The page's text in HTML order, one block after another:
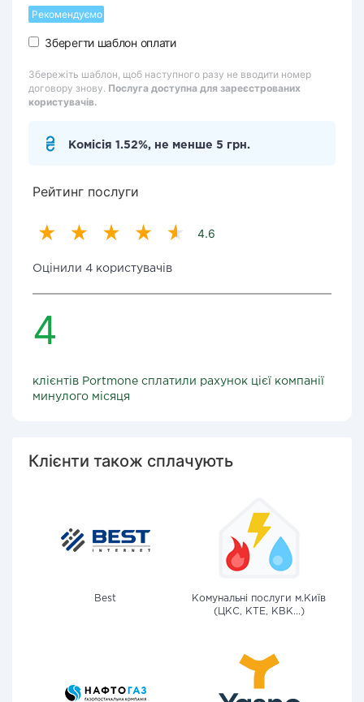
Рекомендуємо
Зберегти шаблон оплати
Збережіть шаблон, щоб наступного разу не вводити номер
договору знову. Послуга доступна для зареєстрованих
користувачів.
Комісія 1.52%, не менше 5 грн.
Рейтинг послуги
4.6
Оцінили 4 користувачів
4
клієнтів Portmone сплатили рахунок цієї компанії
минулого місяця
Клієнти також сплачують
Best
Комунальні послуги м.Київ
(ЦКС, КТЕ, КВК...)